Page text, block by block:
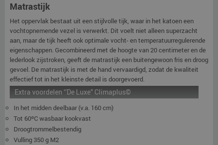
Matrastijk
Het oppervlak bestaat uit een stijlvolle tijk, waar in het katoen een
vochtopnemende vezel is verwerkt. Dit voelt niet alleen superzacht
aan, maar de tijk heeft ook optimale vocht- en temperatuurregulerende
eigenschappen. Gecombineerd met de hoogte van 20 centimeter en de
lederlook zijstroken, geeft de matrastijk een buitengewoon fris en droog
gevoel. De matrastijk is met de hand vervaardigd, zodat de kwaliteit
effectief tot in het kleinste detail is doorgevoerd.
Extra voordelen ‘’De Luxe” Climaplus©
In het midden deelbaar (v.a. 160 cm)
Tot 60ºC wasbaar kookvast
Droogtrommelbestendig
Vulling 350 g M2